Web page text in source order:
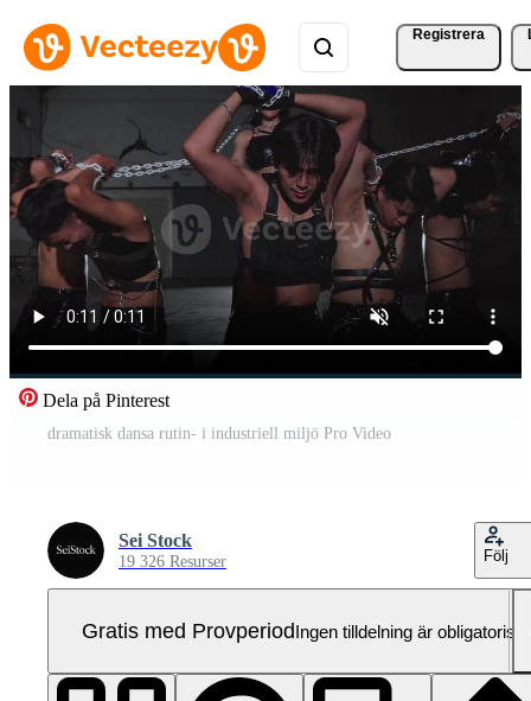
Registrera
Dela på Pinterest
dramatisk dansa rutin- i industriell miljö Pro Video
Sei Stock
19 326 Resurser Följ
Gratis med ProvperiodIngen tilldelning är obligatorisk